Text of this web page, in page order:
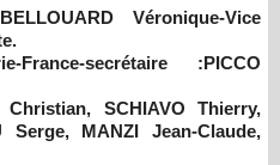
Véronique-Vice
France-secrétaire :PICCO
SCHIAVO Thierry,
Serge, MANZI Jean-Claude,